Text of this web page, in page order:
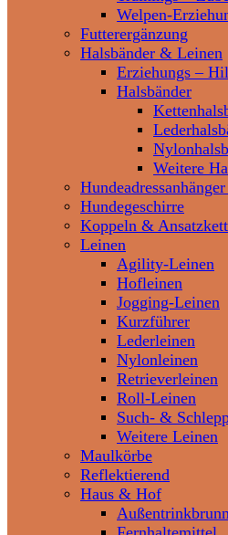
Welpen-
Futterergänzung
Halsbänder & Leinen
Erziehungs –
Halsbänder
Weitere
Hundegeschirre
Koppeln &
Leinen
Agility-Leinen
Hofleinen
Jogging-Leinen
Kurzführer
Lederleinen
Nylonleinen
Retrieverleinen
Roll-Leinen
Such- &
Weitere Leinen
Maulkörbe
Reflektierend
Haus & Hof